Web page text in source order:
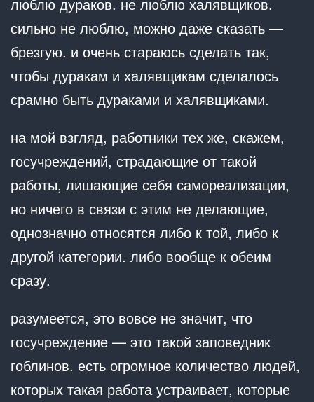
сильно не люблю, можно даже сказать —
брезгую. и очень стараюсь сделать так,
чтобы дуракам и халявщикам сделалось
срамно быть дураками и халявщиками.
на мой взгляд, работники тех же, скажем,
госучреждений, страдающие от такой
работы, лишающие себя самореализации,
но ничего в связи с этим не делающие,
однозначно относятся либо к той, либо к
другой категории. либо вообще к обеим
сразу.
разумеется, это вовсе не значит, что
госучреждение — это такой заповедник
гоблинов. есть огромное количество людей,
которых такая работа устраивает, которые